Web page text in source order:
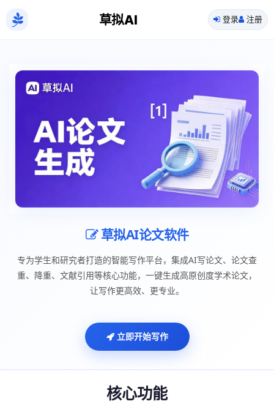
草拟AI 登录 注册
草拟AI论文软件
专为学生和研究者打造的智能写作平台，集成AI写论文、论文查
重、降重、文献引用等核心功能，一键生成高原创度学术论文，
让写作更高效、更专业。
立即开始写作
核心功能